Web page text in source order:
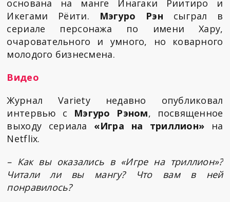
основана на манге Инагаки Риитиро и
Икегами Рёити. Мэгуро Рэн сыграл в
сериале персонажа по имени Хару,
очаровательного и умного, но коварного
молодого бизнесмена.
Видео
Журнал Variety недавно опубликовал
интервью с Мэгуро Рэном, посвященное
выходу сериала «Игра на триллион» на
Netflix.
– Как вы оказались в «Игре на триллион»?
Читали ли вы мангу? Что вам в ней
понравилось?